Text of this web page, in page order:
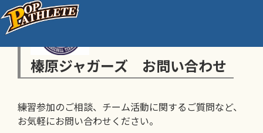
榛原ジャガーズ お問い合わせ
練習参加のご相談、チーム活動に関するご質問など、
お気軽にお問い合わせください。